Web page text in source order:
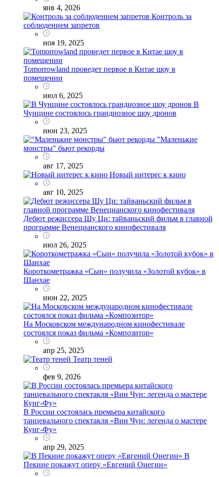
янв 4, 2026
Контроль за
соблюдением запретов
ноя 19, 2025
Tomorrowland проведет первое в Китае шоу в
помещении
июл 6, 2025
В
Чунцине состоялось грандиозное шоу дронов
июн 23, 2025
"Маленькие
монстры" бьют рекорды
авг 17, 2025
Новый интерес к кино
авг 10, 2025
Дебют режиссера Шу Ци: тайваньский фильм в главной
программе Венецианского кинофестиваля
июл 26, 2025
Короткометражка «Сын» получила «Золотой кубок» в
Шанхае
июн 22, 2025
На Московском международном кинофестивале
состоялся показ фильма «Композитор»
апр 25, 2025
Театр теней
фев 9, 2026
В России состоялась премьера китайского
танцевального спектакля «Вин Чун: легенда о мастере
Кунг-Фу»
апр 29, 2025
В
Пекине покажут оперу «Евгений Онегин»